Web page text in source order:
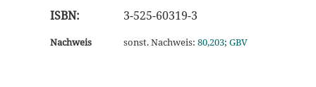
ISBN:
3-525-60319-3
Nachweis sonst. Nachweis: 80,203; GBV